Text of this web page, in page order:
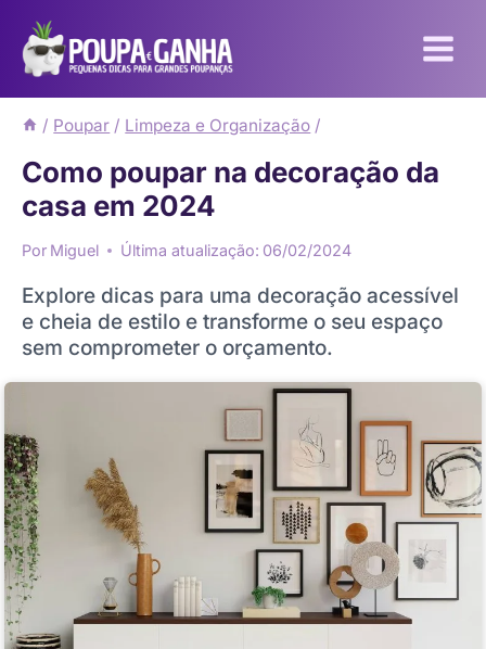
para
Conteúdo
/ Poupar / Limpeza e Organização /
Como poupar na decoração da
casa em 2024
Por Miguel Última atualização: 06/02/2024
Explore dicas para uma decoração acessível
e cheia de estilo e transforme o seu espaço
sem comprometer o orçamento.